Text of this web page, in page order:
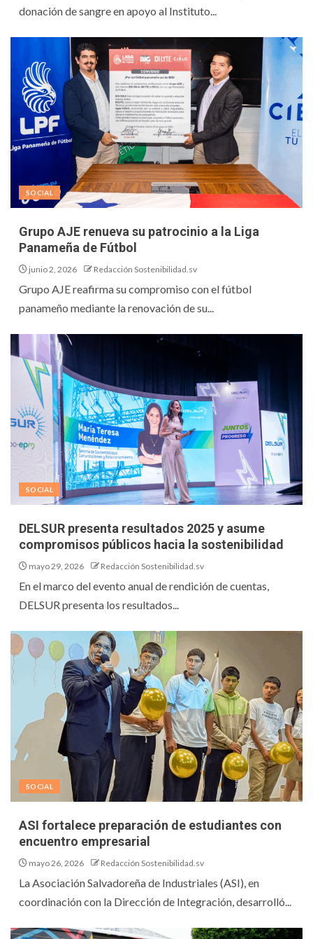
donación de sangre en apoyo al Instituto...
SOCIAL
Grupo AJE renueva su patrocinio a la Liga
Panameña de Fútbol
junio 2, 2026 Redacción Sostenibilidad.sv
Grupo AJE reafirma su compromiso con el fútbol
panameño mediante la renovación de su...
SOCIAL
DELSUR presenta resultados 2025 y asume
compromisos públicos hacia la sostenibilidad
mayo 29, 2026 Redacción Sostenibilidad.sv
En el marco del evento anual de rendición de cuentas,
DELSUR presenta los resultados...
SOCIAL
ASI fortalece preparación de estudiantes con
encuentro empresarial
mayo 26, 2026 Redacción Sostenibilidad.sv
La Asociación Salvadoreña de Industriales (ASI), en
coordinación con la Dirección de Integración, desarrolló...